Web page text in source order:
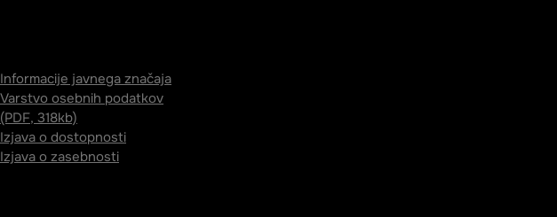
Informacije javnega značaja
Varstvo osebnih podatkov
(PDF, 318kb)
Izjava o dostopnosti
Izjava o zasebnosti